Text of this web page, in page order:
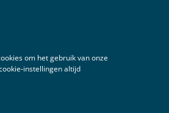
om het gebruik van onze
altijd